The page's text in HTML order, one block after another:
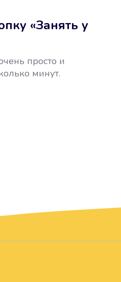
«Занять у
просто и
минут.